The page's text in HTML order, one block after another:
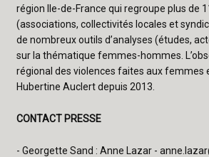
région Ile-de-France qui regroupe plus de
(associations, collectivités locales et
de nombreux outils d’analyses (études,
sur la thématique femmes-hommes.
régional des violences faites aux femmes
Hubertine Auclert depuis 2013.
CONTACT PRESSE
- Georgette Sand : Anne Lazar -